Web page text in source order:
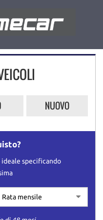
NUOVO
specificando